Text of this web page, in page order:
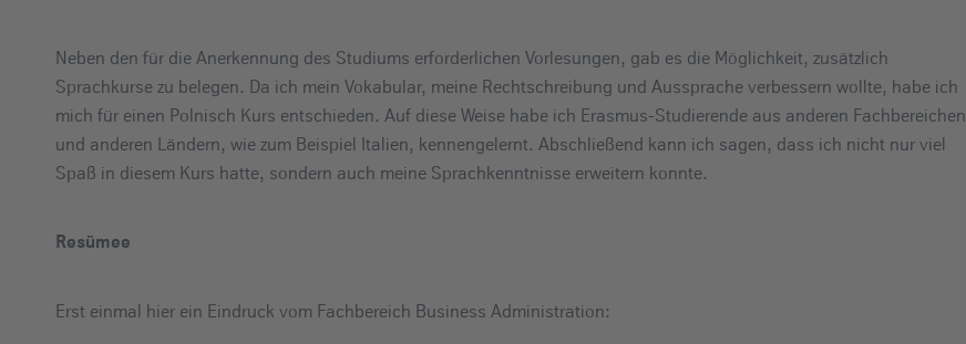
Neben den für die Anerkennung des Studiums erforderlichen Vorlesungen, gab es die Möglichkeit, zusätzlich
Sprachkurse zu belegen. Da ich mein Vokabular, meine Rechtschreibung und Aussprache verbessern wollte, habe ich
mich für einen Polnisch Kurs entschieden. Auf diese Weise habe ich Erasmus-Studierende aus anderen Fachbereichen
und anderen Ländern, wie zum Beispiel Italien, kennengelernt. Abschließend kann ich sagen, dass ich nicht nur viel
Spaß in diesem Kurs hatte, sondern auch meine Sprachkenntnisse erweitern konnte.
Resümee
Erst einmal hier ein Eindruck vom Fachbereich Business Administration: